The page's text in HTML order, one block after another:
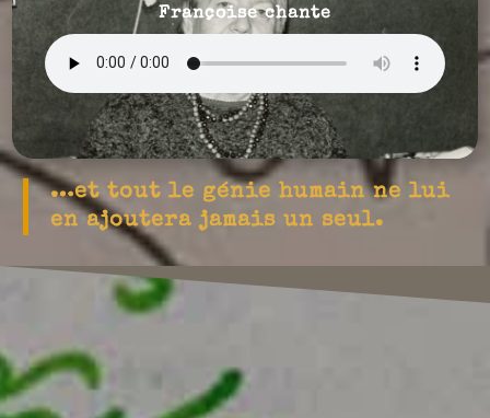
Françoise chante
…et tout le génie humain ne lui
en ajoutera jamais un seul.